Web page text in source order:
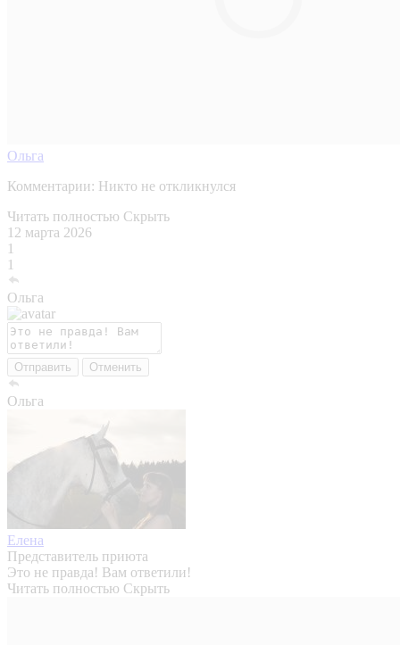
Ольга
Комментарии: Никто не откликнулся
Читать полностью Скрыть
12 марта 2026
1
1
Ольга
Отправить Отменить
Ольга
Елена
Представитель приюта
Это не правда! Вам ответили!
Читать полностью Скрыть